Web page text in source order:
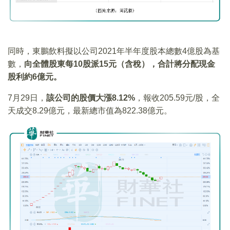
同時，東鵬飲料擬以公司2021年半年度股本總數4億股為基
數， 向全體股東每10股派15元（含稅），合計將分配現金
股利約6億元。
7月29日， 該公司的股價大漲8.12% ，報收205.59元/股，全
天成交8.29億元，最新總市值為822.38億元。